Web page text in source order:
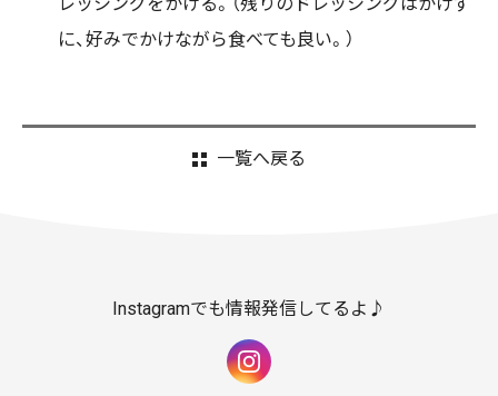
に、好みでかけながら食べても良い。）
一覧へ戻る
Instagramでも情報発信してるよ♪